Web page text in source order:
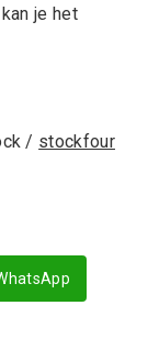
je het
/ stockfour